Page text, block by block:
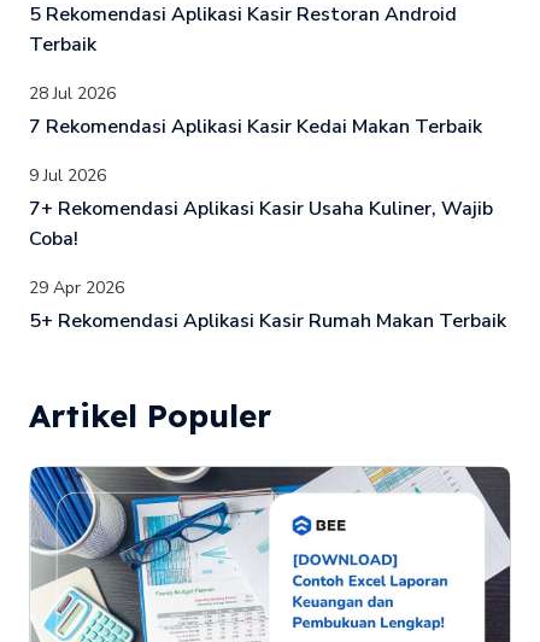
5 Rekomendasi Aplikasi Kasir Restoran Android
Terbaik
28 Jul 2026
7 Rekomendasi Aplikasi Kasir Kedai Makan Terbaik
9 Jul 2026
7+ Rekomendasi Aplikasi Kasir Usaha Kuliner, Wajib
Coba!
29 Apr 2026
5+ Rekomendasi Aplikasi Kasir Rumah Makan Terbaik
Artikel Populer